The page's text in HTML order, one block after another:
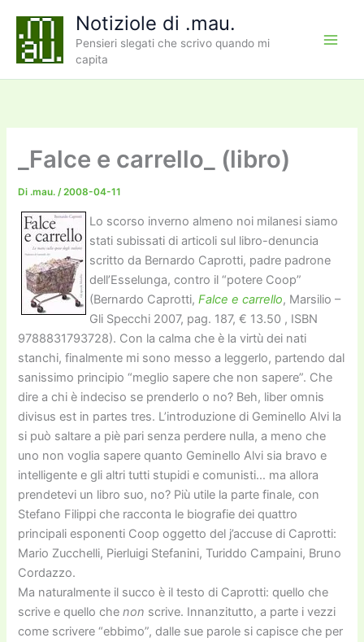
contenuto
Notiziole di .mau.
Pensieri slegati che scrivo quando mi
capita
_Falce e carrello_ (libro)
Di .mau./2008-04-11
Lo scorso inverno almeno noi milanesi siamo
stati subissati di articoli sul libro-denuncia
scritto da Bernardo Caprotti, padre padrone
dell’Esselunga, contro il “potere Coop”
(Bernardo Caprotti,Falce e carrello, Marsilio –
Gli Specchi 2007, pag. 187, € 13.50 , ISBN
9788831793728). Con la calma che è la virtù dei nati
stanchi, finalmente mi sono messo a leggerlo, partendo dal
sanissimo principio “meglio sapere che non sapere”. Che
dire a chi è indeciso se prenderlo o no? Beh, liber omnis
divisus est in partes tres. L’introduzione di Geminello Alvi la
si può saltare a piè pari senza perdere nulla, a meno che
uno non voglia sapere quanto Geminello Alvi sia bravo e
intelligente e gli altri tutti stupidi e comunisti… ma allora
prendetevi un libro suo, no? Più utile la parte finale, con
Stefano Filippi che racconta le biografie dei quattro
principali esponenti Coop oggetto del j’accuse di Caprotti:
Mario Zucchelli, Pierluigi Stefanini, Turiddo Campaini, Bruno
Cordazzo.
Ma naturalmente il succo è il testo di Caprotti: quello che
scrive e quello chenon scrive. Innanzitutto, a parte i vezzi
come scrivere “ebbimo”, dalle sue parole si capisce che per